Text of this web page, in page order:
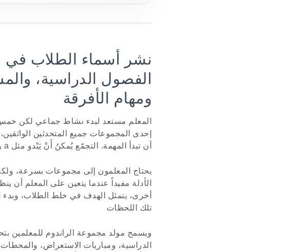
نشر أسماء الطلاب في
الفصول الدراسية،
ومهام الأفرقة
المعلم مستعد لبدء نشاط جماعي لكن
إحدى المجموعات جميع المتحدثين
أن تبدأ المهمة. التجمّع يُمكنُ أَنْ يَبْدو مثل a روتين فصلِ صغيرِ، لَكنَّه يُمْكِنُ أَنْ يَشكلَ الدرسَ الكاملَ.
يحتاج المعلمون إلى مجموعات بسرعة،
الأدلة مفيداً عندما يتعين على المعلم أن
أخرى، يتمثل الهدف في خلط الطلاب،
تلك اللحظات
ويسمح مولد مجموعة الراندوم للمعلمين
الدراسية، ومباريات الاستعراض،